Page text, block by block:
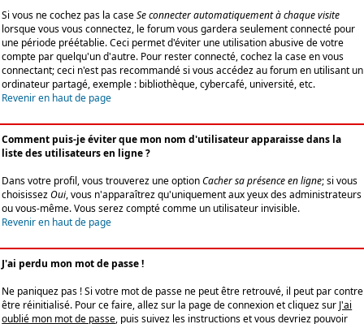
Si vous ne cochez pas la caseSe connecter automatiquement à chaque visite
lorsque vous vous connectez, le forum vous gardera seulement connecté pour
une période préétablie. Ceci permet d'éviter une utilisation abusive de votre
compte par quelqu'un d'autre. Pour rester connecté, cochez la case en vous
connectant; ceci n'est pas recommandé si vous accédez au forum en utilisant un
ordinateur partagé, exemple : bibliothèque, cybercafé, université, etc.
Revenir en haut de page
Comment puis-je éviter que mon nom d'utilisateur apparaisse dans la
liste des utilisateurs en ligne ?
Dans votre profil, vous trouverez une optionCacher sa présence en ligne; si vous
choisissezOui, vous n'apparaîtrez qu'uniquement aux yeux des administrateurs
ou vous-même. Vous serez compté comme un utilisateur invisible.
Revenir en haut de page
J'ai perdu mon mot de passe !
Ne paniquez pas ! Si votre mot de passe ne peut être retrouvé, il peut par contre
être réinitialisé. Pour ce faire, allez sur la page de connexion et cliquez sur J'ai
oublié mon mot de passe, puis suivez les instructions et vous devriez pouvoir